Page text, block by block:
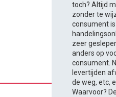
toch? Altijd
zonder te
consument
zeer
anders op
consument.
levertijden
de weg, etc,
Waarvoor?